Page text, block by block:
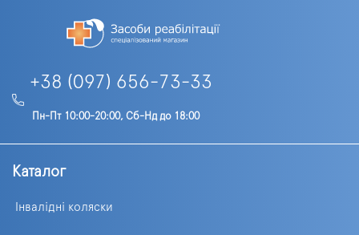
+38 (097) 656-73-33
Пн-Пт 10:00-20:00, Сб-Нд до 18:00
Каталог
Інвалідні коляски